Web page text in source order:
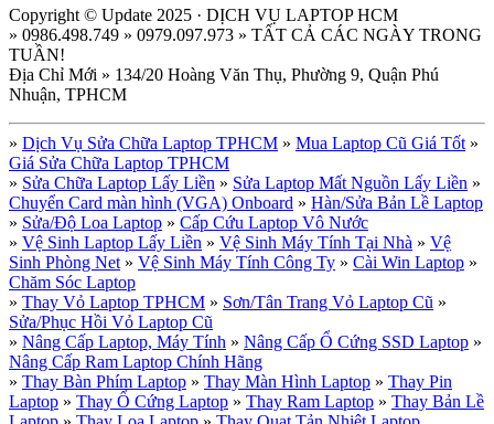
Copyright © Update 2025 · DỊCH VỤ LAPTOP HCM
» 0986.498.749 » 0979.097.973 » TẤT CẢ CÁC NGÀY TRONG
TUẦN!
Địa Chỉ Mới » 134/20 Hoàng Văn Thụ, Phường 9, Quận Phú
Nhuận, TPHCM
» Dịch Vụ Sửa Chữa Laptop TPHCM » Mua Laptop Cũ Giá Tốt »
Giá Sửa Chữa Laptop TPHCM
» Sửa Chữa Laptop Lấy Liền » Sửa Laptop Mất Nguồn Lấy Liền »
Chuyển Card màn hình (VGA) Onboard » Hàn/Sửa Bản Lề Laptop
» Sửa/Độ Loa Laptop » Cấp Cứu Laptop Vô Nước
» Vệ Sinh Laptop Lấy Liền » Vệ Sinh Máy Tính Tại Nhà » Vệ
Sinh Phòng Net » Vệ Sinh Máy Tính Công Ty » Cài Win Laptop »
Chăm Sóc Laptop
» Thay Vỏ Laptop TPHCM » Sơn/Tân Trang Vỏ Laptop Cũ »
Sửa/Phục Hồi Vỏ Laptop Cũ
» Nâng Cấp Laptop, Máy Tính » Nâng Cấp Ổ Cứng SSD Laptop »
Nâng Cấp Ram Laptop Chính Hãng
» Thay Bàn Phím Laptop » Thay Màn Hình Laptop » Thay Pin
Laptop » Thay Ổ Cứng Laptop » Thay Ram Laptop » Thay Bản Lề